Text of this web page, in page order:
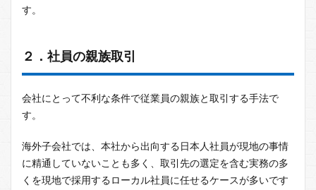
す。
２．社員の親族取引
会社にとって不利な条件で従業員の親族と取引する手法で
す。
海外子会社では、本社から出向する日本人社員が現地の事情
に精通していないことも多く、取引先の選定を含む実務の多
くを現地で採用するローカル社員に任せるケースが多いです